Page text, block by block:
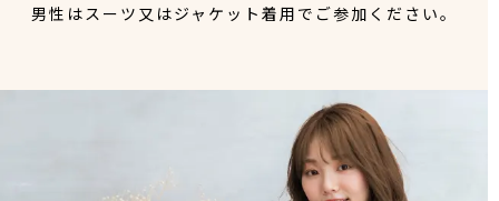
男性はスーツ又はジャケット着用でご参加ください。